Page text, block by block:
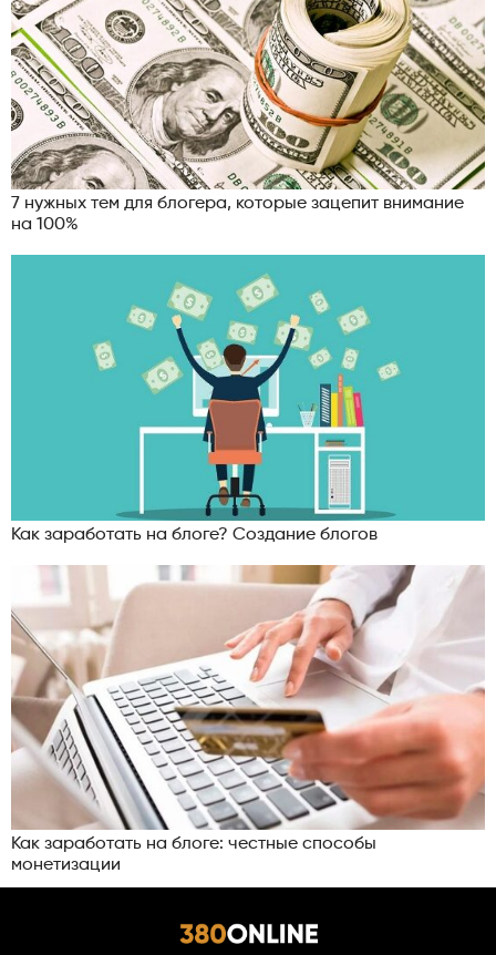
7 нужных тем для блогера, которые зацепит внимание
на 100%
Как заработать на блоге? Создание блогов
Как заработать на блоге: честные способы
монетизации